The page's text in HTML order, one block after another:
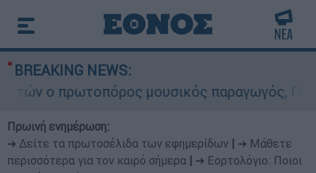
BREAKING NEWS:
ο πρωτοπόρος μουσικός παραγωγός,
Πρωινή ενημέρωση:
➔ Δείτε τα πρωτοσέλιδα των εφημερίδων
➔ Μάθετε
περισσότερα για τον καιρό σήμερα
➔ Εορτολόγιο: Ποιοι